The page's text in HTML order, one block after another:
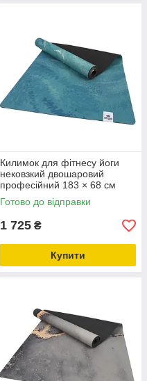
Килимок для фітнесу йоги
нековзкий двошаровий
професійний 183 × 68 см
товщина 4 мм льон каучук
Gemini Pro JFY-0702
Готово до відправки
1 725 ₴
Купити